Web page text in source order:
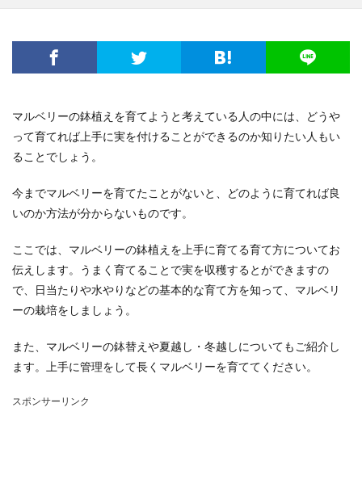
マルベリーの鉢植えを育てようと考えている人の中には、どうや
って育てれば上手に実を付けることができるのか知りたい人もい
ることでしょう。
今までマルベリーを育てたことがないと、どのように育てれば良
いのか方法が分からないものです。
ここでは、マルベリーの鉢植えを上手に育てる育て方についてお
伝えします。うまく育てることで実を収穫するとができますの
で、日当たりや水やりなどの基本的な育て方を知って、マルベリ
ーの栽培をしましょう。
また、マルベリーの鉢替えや夏越し・冬越しについてもご紹介し
ます。上手に管理をして長くマルベリーを育ててください。
スポンサーリンク